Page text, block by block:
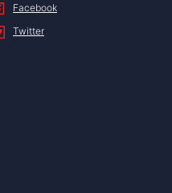
Facebook
Twitter